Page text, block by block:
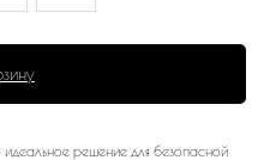
решение для безопасной